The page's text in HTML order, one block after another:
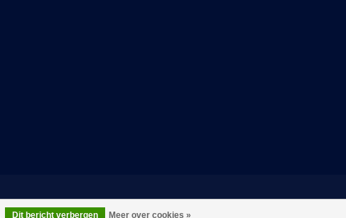
Dit bericht verbergen Meer over cookies »